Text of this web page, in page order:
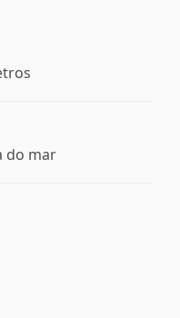
do mar